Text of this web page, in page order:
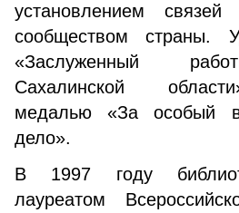
установлением
сообществом страны.
«Заслуженный
Сахалинской
медалью «За особый
дело».
В 1997 году
лауреатом